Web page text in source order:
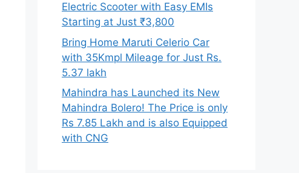
Electric Scooter with Easy EMIs
Starting at Just ₹3,800
Bring Home Maruti Celerio Car
with 35Kmpl Mileage for Just Rs.
5.37 lakh
Mahindra has Launched its New
Mahindra Bolero! The Price is only
Rs 7.85 Lakh and is also Equipped
with CNG